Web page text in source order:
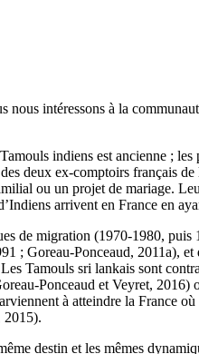
intéressons à la
indiens est ancienne ;
deux ex-comptoirs français
ou un projet de mariage.
arrivent en France en
de migration (1970-1980,
; Goreau-Ponceaud, 2011a),
Tamouls sri lankais sont
Ponceaud et Veyret,
à atteindre la France
2015).
destin et les mêmes